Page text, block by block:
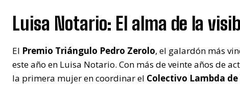
​Luisa Notario: El alma de la
​El Premio Triángulo Pedro Zerolo, el galardón más
este año en Luisa Notario. Con más de veinte años de
la primera mujer en coordinar el Colectivo Lambda